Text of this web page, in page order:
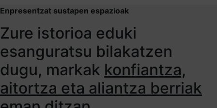
Enpresentzat sustapen espazioak
Zure istorioa eduki
esanguratsu bilakatzen
dugu, markak konfiantza,
aitortza eta aliantza berriak